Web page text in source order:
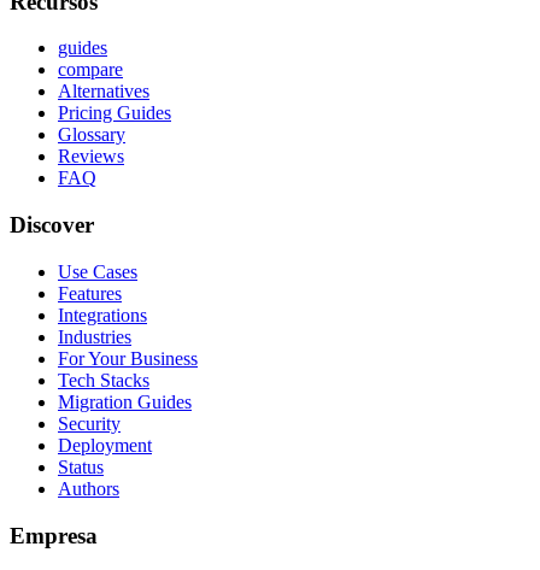
guides
compare
Alternatives
Pricing Guides
Glossary
Reviews
FAQ
Discover
Use Cases
Features
Integrations
Industries
For Your Business
Tech Stacks
Migration Guides
Security
Deployment
Status
Authors
Empresa